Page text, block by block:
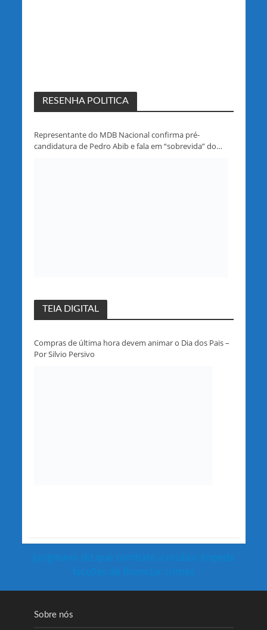
RESENHA POLITICA
Representante do MDB Nacional confirma pré-
candidatura de Pedro Abib e fala em “sobrevida” do
TEIA DIGITAL
Compras de última hora devem animar o Dia dos Pais –
Por Silvio Persivo
Jungmann diz que combate a roubos impede
facções de financiar crimes
Sobre nós